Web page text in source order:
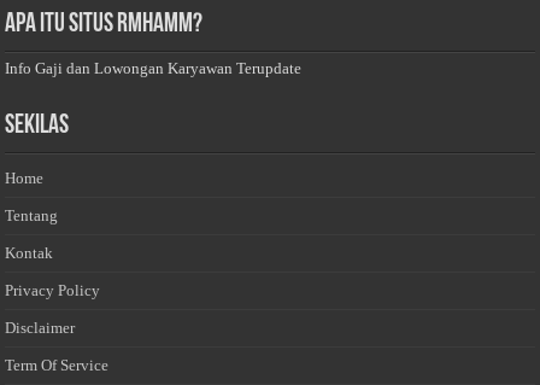
Apa Itu Situs Rmhamm?
Info Gaji dan Lowongan Karyawan Terupdate
Sekilas
Home
Tentang
Kontak
Privacy Policy
Disclaimer
Term Of Service